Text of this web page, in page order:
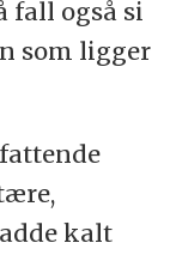
fall også si
som ligger
kalt